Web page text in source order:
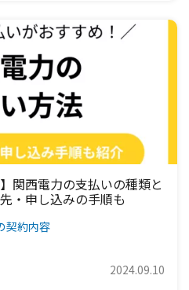
関西電力の支払いの種類と
・申し込みの手順も
契約内容
2024.09.10